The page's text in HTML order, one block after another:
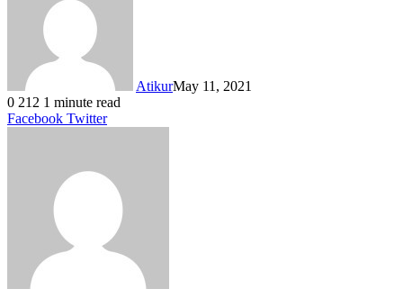
AtikurMay 11, 2021
0 212 1 minute read
Facebook TwitterLinkedIn
Tumblr
Pinterest
Reddit
VKontakte
Share
Print